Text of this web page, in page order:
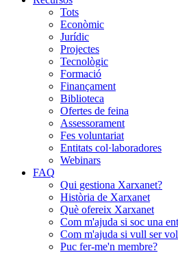
Tots
Econòmic
Jurídic
Projectes
Tecnològic
Formació
Finançament
Biblioteca
Ofertes de feina
Assessorament
Fes voluntariat
Entitats col·laboradores
Webinars
FAQ
Qui gestiona Xarxanet?
Història de Xarxanet
Què ofereix Xarxanet
Com m'ajuda si soc una
Com m'ajuda si vull ser
Puc fer-me'n membre?